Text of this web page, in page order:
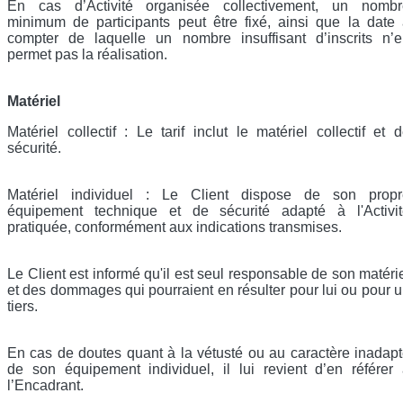
En cas d’Activité organisée collectivement, un
minimum de participants peut être fixé, ainsi que la date
compter de laquelle un nombre insuffisant d’inscrits
permet pas la réalisation.
Matériel
Matériel collectif : Le tarif inclut le matériel collectif et
sécurité.
Matériel individuel : Le Client dispose de son
équipement technique et de sécurité adapté à
pratiquée, conformément aux indications transmises.
Le Client est informé qu'il est seul responsable de son
et des dommages qui pourraient en résulter pour lui ou pour
tiers.
En cas de doutes quant à la vétusté ou au caractère
de son équipement individuel, il lui revient d’en référer
l’Encadrant.